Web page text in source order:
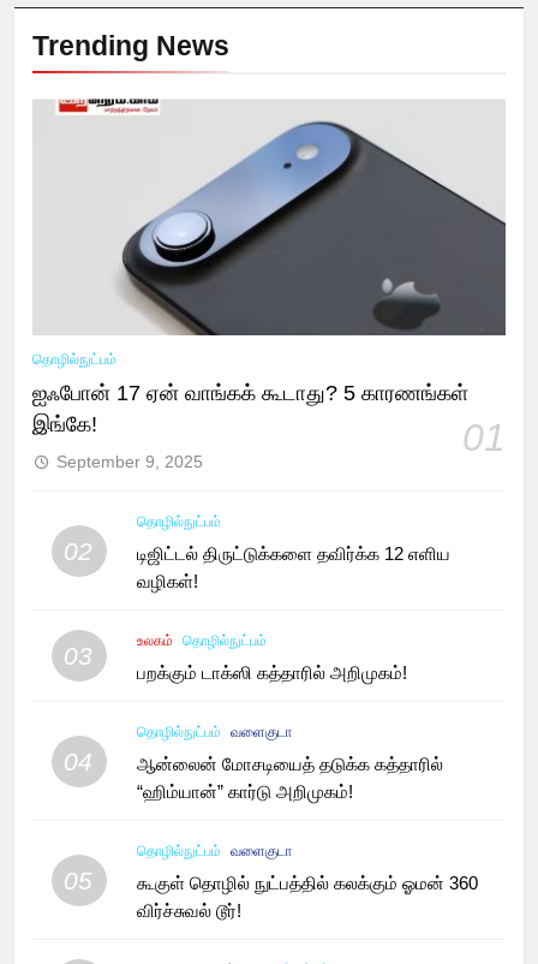
Trending News
தொழில்நுட்பம்
ஐஃபோன் 17 ஏன் வாங்கக் கூடாது? 5 காரணங்கள்
இங்கே!
01
September 9, 2025
02
தொழில்நுட்பம்
டிஜிட்டல் திருட்டுக்களை தவிர்க்க 12 எளிய
வழிகள்!
03
உலகம் தொழில்நுட்பம்
பறக்கும் டாக்ஸி கத்தாரில் அறிமுகம்!
04
தொழில்நுட்பம் வளைகுடா
ஆன்லைன் மோசடியைத் தடுக்க கத்தாரில்
“ஹிம்யான்” கார்டு அறிமுகம்!
05
தொழில்நுட்பம் வளைகுடா
கூகுள் தொழில் நுட்பத்தில் கலக்கும் ஓமன் 360
விர்ச்சுவல் டூர்!